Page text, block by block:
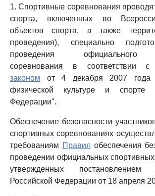
1. Спортивные соревнования
спорта, включенных во
объектов спорта, а также
проведения), специально
проведения официального
соревнования в соответствии с
законом от 4 декабря 2007
физической культуре и спорте
Федерации".
Обеспечение безопасности
спортивных соревнованиях
требованиям Правилобеспечения
проведении официальных
утвержденных постановлением
Российской Федерации от 18 апреля